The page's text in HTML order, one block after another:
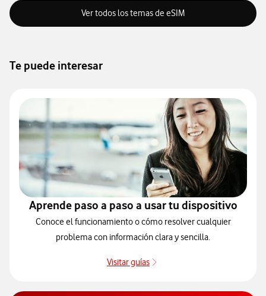
Ver todos los temas de eSIM
Te puede interesar
Aprende paso a paso a usar tu dispositivo
Conoce el funcionamiento o cómo resolver cualquier
problema con información clara y sencilla.
Visitar guías